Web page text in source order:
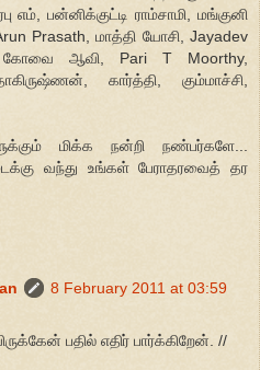
எம், பன்னிக்குட்டி ராம்சாமி, மங்குனி
Prasath, மாத்தி யோசி, Jayadev
கோவை ஆவி, Pari T Moorthy,
கார்த்தி, கும்மாச்சி,
மிக்க நன்றி நண்பர்களே...
வந்து உங்கள் பேராதரவைத் தர
8 February 2011 at 03:59
பதில் எதிர் பார்க்கிறேன். //